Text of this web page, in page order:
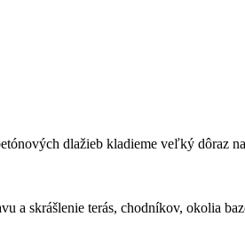
dlažieb kladieme veľký dôraz
a skrášlenie terás, chodníkov, okolia